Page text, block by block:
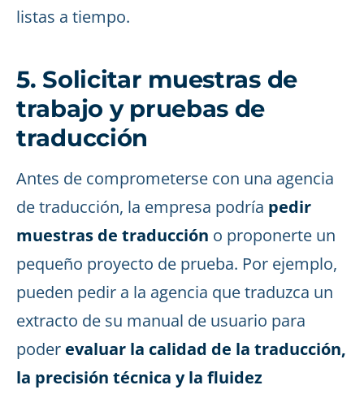
listas a tiempo.
5. Solicitar muestras de
trabajo y pruebas de
traducción
Antes de comprometerse con una agencia
de traducción, la empresa podría pedir
muestras de traducción o proponerte un
pequeño proyecto de prueba. Por ejemplo,
pueden pedir a la agencia que traduzca un
extracto de su manual de usuario para
poder evaluar la calidad de la traducción,
la precisión técnica y la fluidez